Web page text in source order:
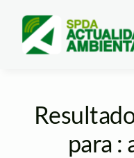
content
para :